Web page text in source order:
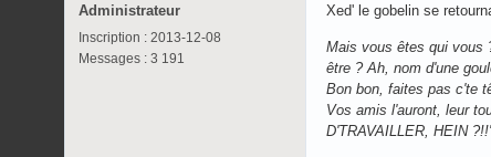
Administrateur
Inscription : 2013-12-08
Messages : 3 191
Xed' le gobelin se
Mais vous êtes qui vous
être ? Ah, nom d'une
Bon bon, faites pas c'te
Vos amis l'auront, leur
D'TRAVAILLER, HEIN